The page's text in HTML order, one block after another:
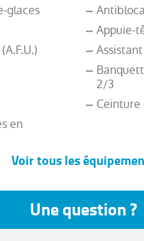
glaces
Appuie-
2/3
Ceinture
en
Voir tous les
route/
Une question ?